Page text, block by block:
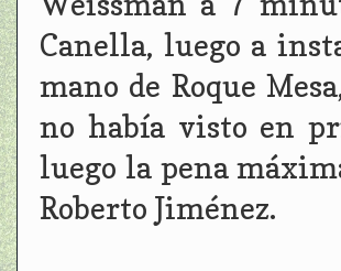
Canella, luego a
mano de Roque
no había visto en
luego la pena
Roberto Jiménez.